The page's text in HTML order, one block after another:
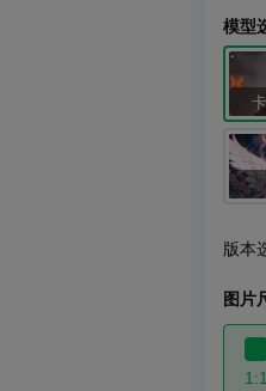
模型
版本
图片
1:1